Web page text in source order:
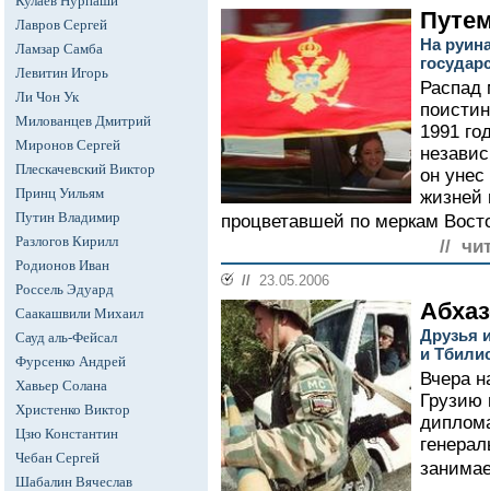
Лавров Сергей
Ламзар Самба
Левитин Игорь
Ли Чон Ук
Милованцев Дмитрий
Миронов Сергей
Плескачевский Виктор
Принц Уильям
Путин Владимир
Разлогов Кирилл
Родионов Иван
Россель Эдуард
Саакашвили Михаил
Сауд аль-Фейсал
Фурсенко Андрей
Хавьер Солана
Христенко Виктор
Цзю Константин
Чебан Сергей
Шабалин Вячеслав
На
Распад
1991
он унес
жизней
процветавшей по меркам
//
// 23.05.2006
Друзья
и
Вчера
Грузию